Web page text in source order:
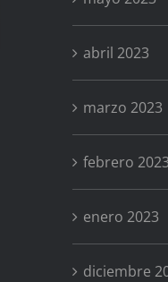
abril 2023
marzo 2023
febrero 2023
enero 2023
diciembre